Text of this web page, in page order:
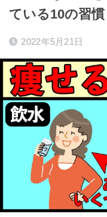
ている10の習慣
2022年5月21日